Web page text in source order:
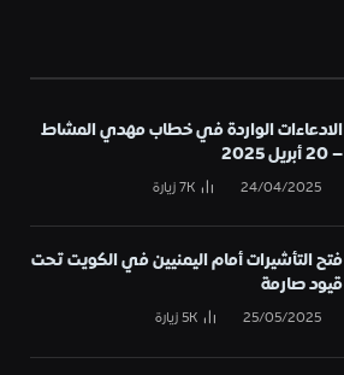
الادعاءات الواردة في خطاب مهدي المشاط
– 20 أبريل 2025
24/04/2025
7Kزيارة
فتح التأشيرات أمام اليمنيين في الكويت تحت
قيود صارمة
25/05/2025
5Kزيارة